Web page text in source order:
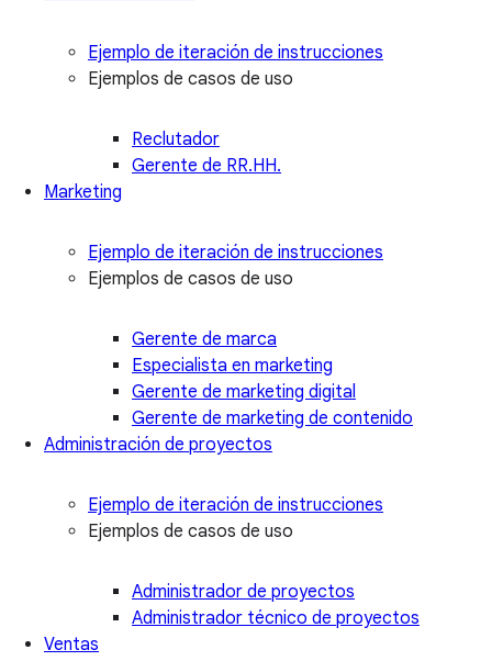
Ejemplo de iteración de instrucciones
Ejemplos de casos de uso
Reclutador
Gerente de RR.HH.
Marketing
Ejemplo de iteración de instrucciones
Ejemplos de casos de uso
Gerente de marca
Especialista en marketing
Gerente de marketing digital
Gerente de marketing de contenido
Administración de proyectos
Ejemplo de iteración de instrucciones
Ejemplos de casos de uso
Administrador de proyectos
Administrador técnico de proyectos
Ventas